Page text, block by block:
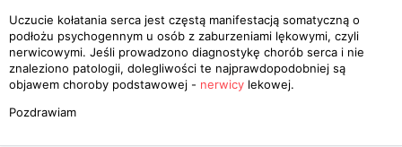
Uczucie kołatania serca jest częstą manifestacją somatyczną o
podłożu psychogennym u osób z zaburzeniami lękowymi, czyli
nerwicowymi. Jeśli prowadzono diagnostykę chorób serca i nie
znaleziono patologii, dolegliwości te najprawdopodobniej są
objawem choroby podstawowej - nerwicy lekowej.
Pozdrawiam